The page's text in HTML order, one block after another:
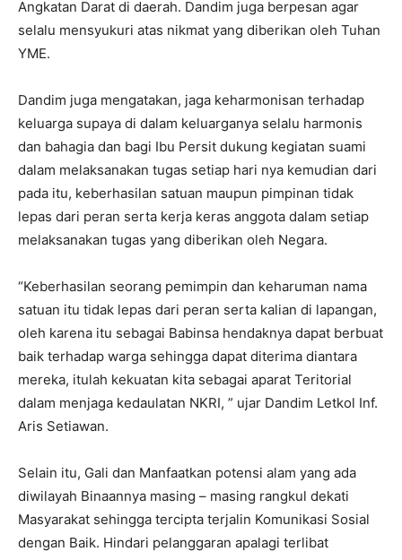
Angkatan Darat di daerah. Dandim juga berpesan agar
selalu mensyukuri atas nikmat yang diberikan oleh Tuhan
YME.
Dandim juga mengatakan, jaga keharmonisan terhadap
keluarga supaya di dalam keluarganya selalu harmonis
dan bahagia dan bagi Ibu Persit dukung kegiatan suami
dalam melaksanakan tugas setiap hari nya kemudian dari
pada itu, keberhasilan satuan maupun pimpinan tidak
lepas dari peran serta kerja keras anggota dalam setiap
melaksanakan tugas yang diberikan oleh Negara.
“Keberhasilan seorang pemimpin dan keharuman nama
satuan itu tidak lepas dari peran serta kalian di lapangan,
oleh karena itu sebagai Babinsa hendaknya dapat berbuat
baik terhadap warga sehingga dapat diterima diantara
mereka, itulah kekuatan kita sebagai aparat Teritorial
dalam menjaga kedaulatan NKRI, ” ujar Dandim Letkol Inf.
Aris Setiawan.
Selain itu, Gali dan Manfaatkan potensi alam yang ada
diwilayah Binaannya masing – masing rangkul dekati
Masyarakat sehingga tercipta terjalin Komunikasi Sosial
dengan Baik. Hindari pelanggaran apalagi terlibat